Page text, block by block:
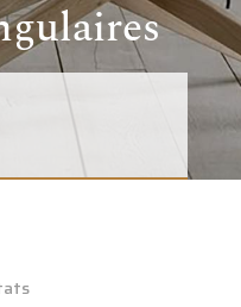
Trié